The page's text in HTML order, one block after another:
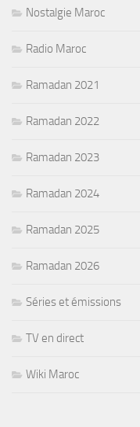
Nostalgie Maroc
Radio Maroc
Ramadan 2021
Ramadan 2022
Ramadan 2023
Ramadan 2024
Ramadan 2025
Ramadan 2026
Séries et émissions
TV en direct
Wiki Maroc